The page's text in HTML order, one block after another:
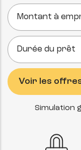
Simulation